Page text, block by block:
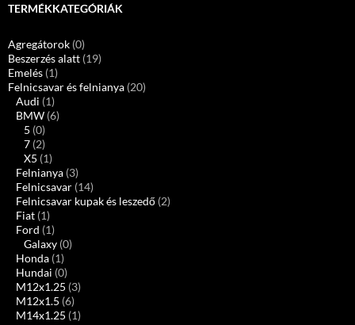
TERMÉKKATEGÓRIÁK
Agregátorok (0)
Beszerzés alatt (19)
Emelés (1)
Felnicsavar és felnianya (20)
Audi (1)
BMW (6)
5 (0)
7 (2)
X5 (1)
Felnianya (3)
Felnicsavar (14)
Felnicsavar kupak és leszedő (2)
Fiat (1)
Ford (1)
Galaxy (0)
Honda (1)
Hundai (0)
M12x1.25 (3)
M12x1.5 (6)
M14x1.25 (1)